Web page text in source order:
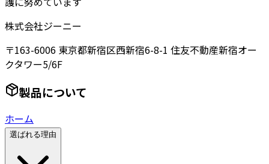
株式会社ジーニー
〒163-6006 東京都新宿区西新宿6-8-1 住友不動産新宿オー
クタワー5/6F
製品について
ホーム
選ばれる理由